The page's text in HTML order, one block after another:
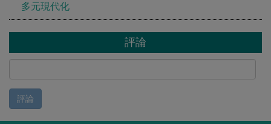
多元現代化
評論
評論